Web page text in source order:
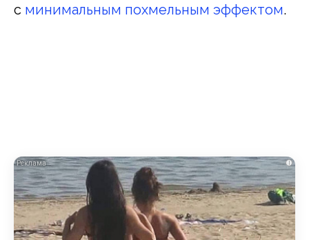
с минимальным похмельным эффектом.
i